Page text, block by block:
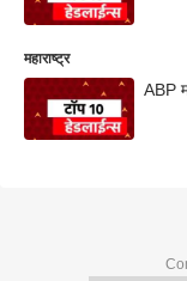
महाराष्ट्र
ABP